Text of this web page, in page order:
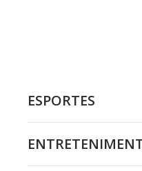
ESPORTES